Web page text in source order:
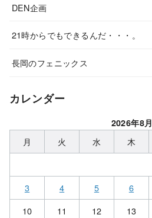
DEN企画
21時からでもできるんだ・・・。
長岡のフェニックス
カレンダー
2026年8月
月 火 水 木
3
4 5 6
10
11 12 13